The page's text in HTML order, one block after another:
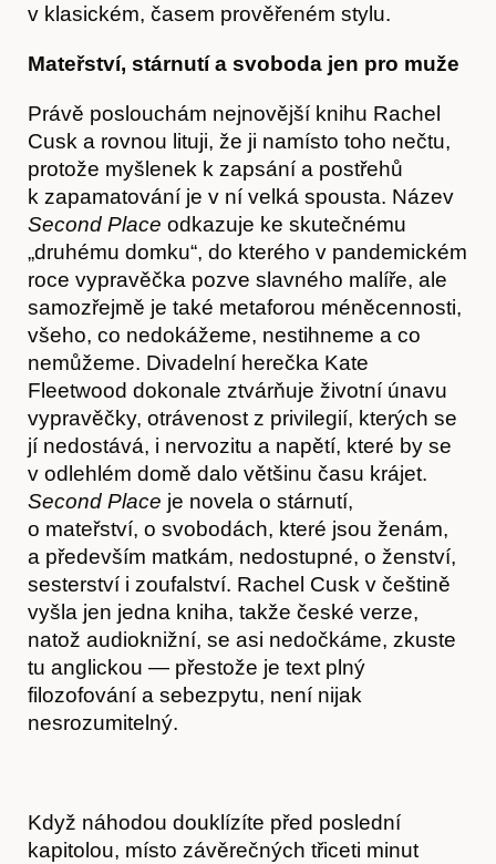
Kontakt
Předplatné
v klasickém, časem prověřeném stylu.
Mateřství, stárnutí a svoboda jen pro muže
Právě poslouchám nejnovější knihu Rachel
Cusk a rovnou lituji, že ji namísto toho nečtu,
protože myšlenek k zapsání a postřehů
k zapamatování je v ní velká spousta. Název
Second Place odkazuje ke skutečnému
„druhému domku“, do kterého v pandemickém
roce vypravěčka pozve slavného malíře, ale
samozřejmě je také metaforou méněcennosti,
všeho, co nedokážeme, nestihneme a co
nemůžeme. Divadelní herečka Kate
Fleetwood dokonale ztvárňuje životní únavu
vypravěčky, otrávenost z privilegií, kterých se
jí nedostává, i nervozitu a napětí, které by se
v odlehlém domě dalo většinu času krájet.
Second Place je novela o stárnutí,
o mateřství, o svobodách, které jsou ženám,
a především matkám, nedostupné, o ženství,
sesterství i zoufalství. Rachel Cusk v češtině
vyšla jen jedna kniha, takže české verze,
natož audioknižní, se asi nedočkáme, zkuste
tu anglickou — přestože je text plný
filozofování a sebezpytu, není nijak
nesrozumitelný.
Když náhodou douklízíte před poslední
kapitolou, místo závěrečných třiceti minut